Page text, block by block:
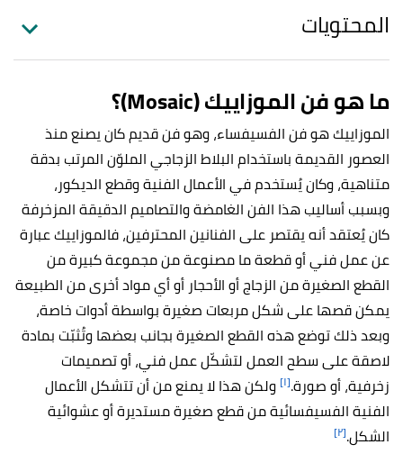
المحتويات
ما هو فن الموزاييك (Mosaic)؟
الموزاييك هو فن الفسيفساء، وهو فن قديم كان يصنع منذ
العصور القديمة باستخدام البلاط الزجاجي الملوّن المرتب بدقة
متناهية، وكان يُستخدم في الأعمال الفنية وقطع الديكور،
وبسبب أساليب هذا الفن الغامضة والتصاميم الدقيقة المزخرفة
كان يُعتقد أنه يقتصر على الفنانين المحترفين، فالموزاييك عبارة
عن عمل فني أو قطعة ما مصنوعة من مجموعة كبيرة من
القطع الصغيرة من الزجاج أو الأحجار أو أي مواد أخرى من الطبيعة
يمكن قصها على شكل مربعات صغيرة بواسطة أدوات خاصة،
وبعد ذلك توضع هذه القطع الصغيرة بجانب بعضها وتُثبّت بمادة
لاصقة على سطح العمل لتشكّل عمل فني، أو تصميمات
زخرفية، أو صورة.[١] ولكن هذا لا يمنع من أن تتشكل الأعمال
الفنية الفسيفسائية من قطع صغيرة مستديرة أو عشوائية
الشكل.[٢]